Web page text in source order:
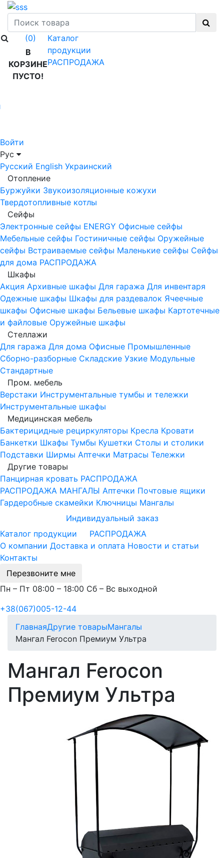
(0)
В
КОРЗИНЕ
ПУСТО!
Каталог
продукции
РАСПРОДАЖА
Войти
Рус
Русский English Украинский
Отопление
Буржуйки Звукоизоляционные кожухи
Твердотопливные котлы
Сейфы
Электронные сейфы ENERGY Офисные сейфы
Мебельные сейфы Гостиничные сейфы Оружейные
сейфы Встраиваемые сейфы Маленькие сейфы Сейфы
для дома РАСПРОДАЖА
Шкафы
Акция Архивные шкафы Для гаража Для инвентаря
Одежные шкафы Шкафы для раздевалок Ячеечные
шкафы Офисные шкафы Бельевые шкафы Картотечные
и файловые Оружейные шкафы
Стеллажи
Для гаража Для дома Офисные Промышленные
Сборно-разборные Складские Узкие Модульные
Стандартные
Пром. мебель
Верстаки Инструментальные тумбы и тележки
Инструментальные шкафы
Медицинская мебель
Бактерицидные рециркуляторы Кресла Кровати
Банкетки Шкафы Тумбы Кушетки Столы и столики
Подставки Ширмы Аптечки Матрасы Тележки
Другие товары
Панцирная кровать РАСПРОДАЖА
РАСПРОДАЖА МАНГАЛЫ Аптечки Почтовые ящики
Гардеробные скамейки Ключницы Мангалы
Индивидуальный заказ
Каталог продукции
РАСПРОДАЖА
О компании Доставка и оплата Новости и статьи
Контакты
Перезвоните мне
Пн – Пт 08:00 – 18:00 Сб – Вс выходной
+38(067)005-12-44
ГлавнаяДругие товарыМангалы
Мангал Ferocon Премиум Ультра
Мангал Ferocon
Премиум Ультра